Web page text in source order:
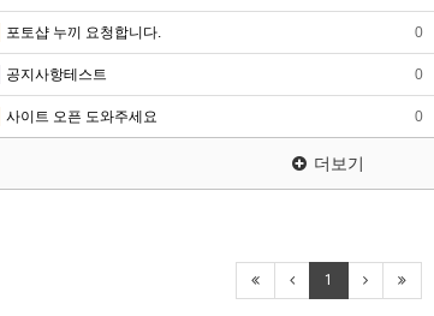
포토샵 누끼 요청합니다. 0
공지사항테스트 0
사이트 오픈 도와주세요 0
더보기
1